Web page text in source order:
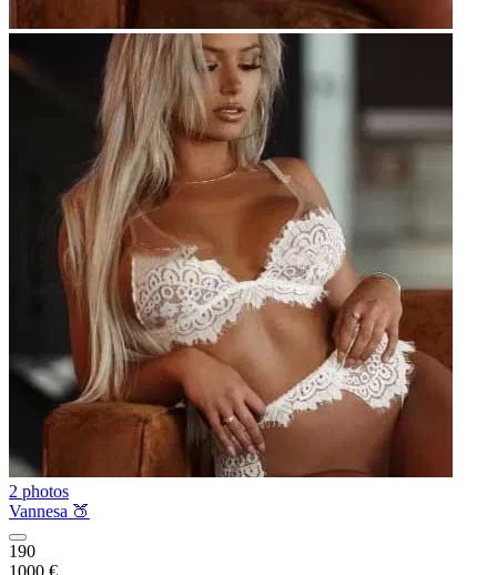
2 photos
Vannesa 🍑
190
1000 €